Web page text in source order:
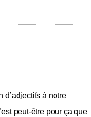
d’adjectifs à notre
peut-être pour ça que